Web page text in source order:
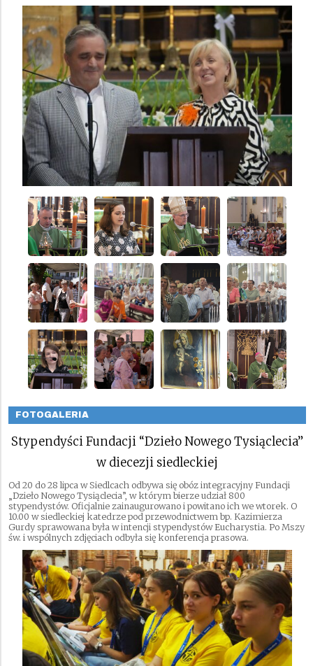
FOTOGALERIA
Stypendyści Fundacji “Dzieło Nowego Tysiąclecia”
w diecezji siedleckiej
Od 20 do 28 lipca w Siedlcach odbywa się obóz integracyjny Fundacji
„Dzieło Nowego Tysiąclecia”, w którym bierze udział 800
stypendystów. Oficjalnie zainaugurowano i powitano ich we wtorek. O
10.00 w siedleckiej katedrze pod przewodnictwem bp. Kazimierza
Gurdy sprawowana była w intencji stypendystów Eucharystia. Po Mszy
św. i wspólnych zdjęciach odbyła się konferencja prasowa.